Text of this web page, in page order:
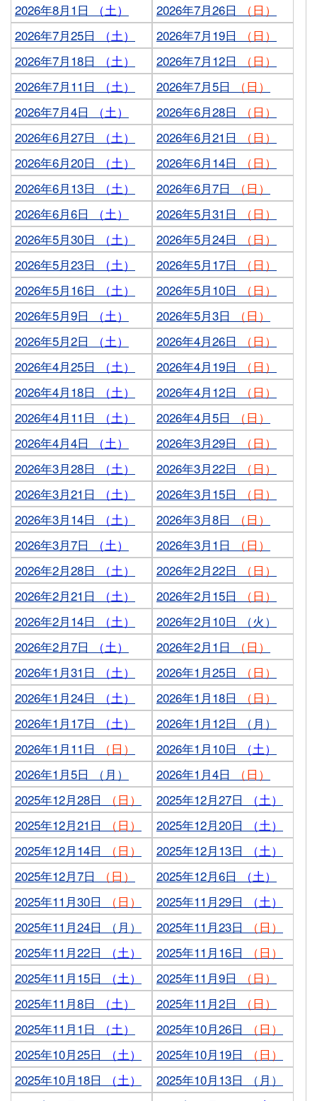
2026年8月1日
（土） 2026年7月26日
（日）
2026年7月25日
（土） 2026年7月19日
（日）
2026年7月18日
（土） 2026年7月12日
（日）
2026年7月11日
（土） 2026年7月5日
（日）
2026年7月4日
（土） 2026年6月28日
（日）
2026年6月27日
（土） 2026年6月21日
（日）
2026年6月20日
（土） 2026年6月14日
（日）
2026年6月13日
（土） 2026年6月7日
（日）
2026年6月6日
（土） 2026年5月31日
（日）
2026年5月30日
（土） 2026年5月24日
（日）
2026年5月23日
（土） 2026年5月17日
（日）
2026年5月16日
（土） 2026年5月10日
（日）
2026年5月9日
（土） 2026年5月3日
（日）
2026年5月2日
（土） 2026年4月26日
（日）
2026年4月25日
（土） 2026年4月19日
（日）
2026年4月18日
（土） 2026年4月12日
（日）
2026年4月11日
（土） 2026年4月5日
（日）
2026年4月4日
（土） 2026年3月29日
（日）
2026年3月28日
（土） 2026年3月22日
（日）
2026年3月21日
（土） 2026年3月15日
（日）
2026年3月14日
（土） 2026年3月8日
（日）
2026年3月7日
（土） 2026年3月1日
（日）
2026年2月28日
（土） 2026年2月22日
（日）
2026年2月21日
（土） 2026年2月15日
（日）
2026年2月14日
（土）
2026年2月10日 （火）
2026年2月7日
（土） 2026年2月1日
（日）
2026年1月31日
（土） 2026年1月25日
（日）
2026年1月24日
（土） 2026年1月18日
（日）
2026年1月17日
（土）
2026年1月12日 （月）
2026年1月11日
（日） 2026年1月10日
（土）
2026年1月5日 （月）
2026年1月4日
（日）
2025年12月28日
（日） 2025年12月27日
（土）
2025年12月21日
（日） 2025年12月20日
（土）
2025年12月14日
（日） 2025年12月13日
（土）
2025年12月7日
（日） 2025年12月6日
（土）
2025年11月30日
（日） 2025年11月29日
（土）
2025年11月24日 （月）
2025年11月23日
（日）
2025年11月22日
（土） 2025年11月16日
（日）
2025年11月15日
（土） 2025年11月9日
（日）
2025年11月8日
（土） 2025年11月2日
（日）
2025年11月1日
（土） 2025年10月26日
（日）
2025年10月25日
（土） 2025年10月19日
（日）
2025年10月18日
（土）
2025年10月13日 （月）